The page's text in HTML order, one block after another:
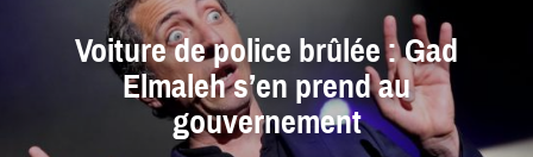
Voiture de police brûlée : Gad
Elmaleh s’en prend au
gouvernement